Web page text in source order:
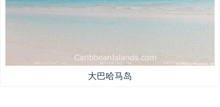
大巴哈马岛